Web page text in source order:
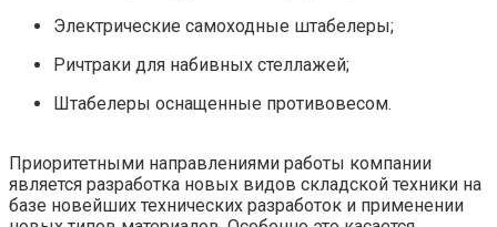
Электрические самоходные штабелеры;
Ричтраки для набивных стеллажей;
Штабелеры оснащенные противовесом.
Приоритетными направлениями работы компании
является разработка новых видов складской техники на
базе новейших технических разработок и применении